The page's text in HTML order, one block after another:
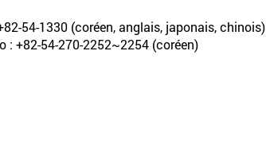
54-1330 (coréen, anglais, japonais, chinois)
: +82-54-270-2252~2254 (coréen)